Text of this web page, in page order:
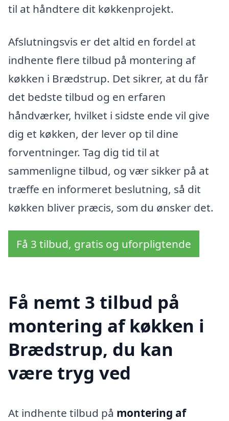
til at håndtere dit køkkenprojekt.
Afslutningsvis er det altid en fordel at
indhente flere tilbud på montering af
køkken i Brædstrup. Det sikrer, at du får
det bedste tilbud og en erfaren
håndværker, hvilket i sidste ende vil give
dig et køkken, der lever op til dine
forventninger. Tag dig tid til at
sammenligne tilbud, og vær sikker på at
træffe en informeret beslutning, så dit
køkken bliver præcis, som du ønsker det.
Få 3 tilbud, gratis og uforpligtende
Få nemt 3 tilbud på
montering af køkken i
Brædstrup, du kan
være tryg ved
At indhente tilbud på montering af